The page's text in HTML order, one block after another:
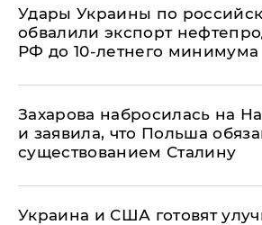
Удары Украины по
обвалили экспорт
РФ до 10-летнего минимума
​Захарова набросилась на
и заявила, что Польша
существованием Сталину
Украина и США готовят